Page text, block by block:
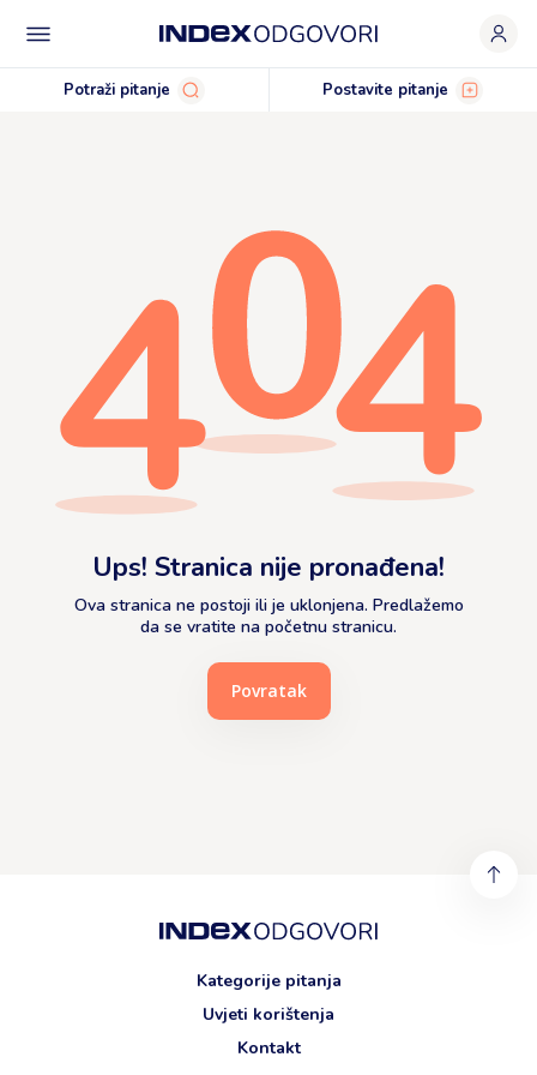
Potraži pitanje Postavite pitanje
Ups! Stranica nije pronađena!
Ova stranica ne postoji ili je uklonjena. Predlažemo
da se vratite na početnu stranicu.
Povratak
Kategorije pitanja
Uvjeti korištenja
Kontakt